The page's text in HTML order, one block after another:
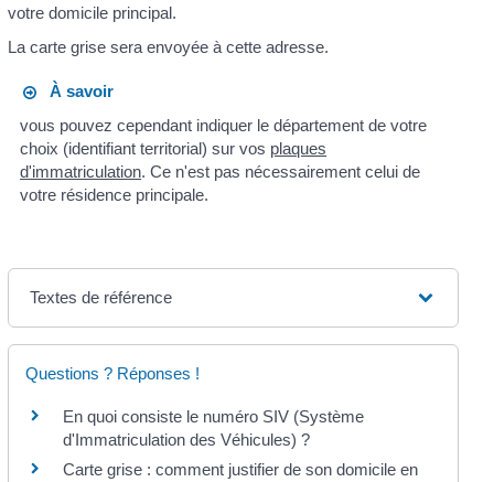
votre domicile principal.
La carte grise sera envoyée à cette adresse.
À savoir
vous pouvez cependant indiquer le département de votre
choix (identifiant territorial) sur vos plaques
d'immatriculation. Ce n'est pas nécessairement celui de
votre résidence principale.
Textes de référence
Questions ? Réponses !
En quoi consiste le numéro SIV (Système
d'Immatriculation des Véhicules) ?
Carte grise : comment justifier de son domicile en